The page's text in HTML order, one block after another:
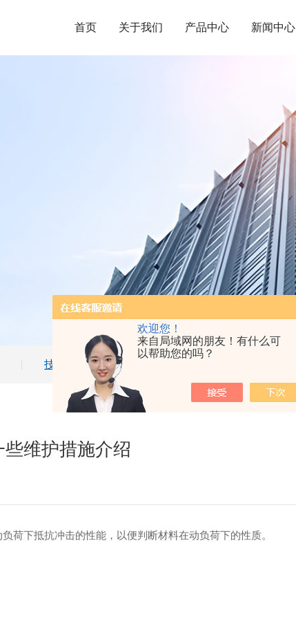
欢迎您！
来自局域网的朋友！有什么可
以帮助您的吗？
首页 关于我们 产品中心 新闻中心
技术文章
维护措施介绍
荷下抵抗冲击的性能，以便判断材料在动负荷下的性质。